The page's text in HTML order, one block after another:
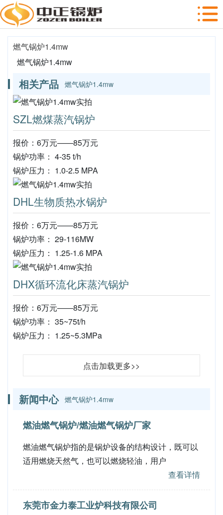
燃气锅炉1.4mw
燃气锅炉1.4mw
相关产品 燃气锅炉1.4mw
SZL燃煤蒸汽锅炉
报价：6万元——85万元
锅炉功率： 4-35 t/h
锅炉压力： 1.0-2.5 MPA
DHL生物质热水锅炉
报价：6万元——85万元
锅炉功率： 29-116MW
锅炉压力： 1.25-1.6 MPA
DHX循环流化床蒸汽锅炉
报价：6万元——85万元
锅炉功率： 35~75t/h
锅炉压力： 1.25~5.3MPa
点击加载更多>>
新闻中心 燃气锅炉1.4mw
燃油燃气锅炉/燃油燃气锅炉厂家
燃油燃气锅炉指的是锅炉设备的结构设计，既可以
适用燃烧天然气，也可以燃烧轻油，用户
查看详情
东莞市金力泰工业炉科技有限公司